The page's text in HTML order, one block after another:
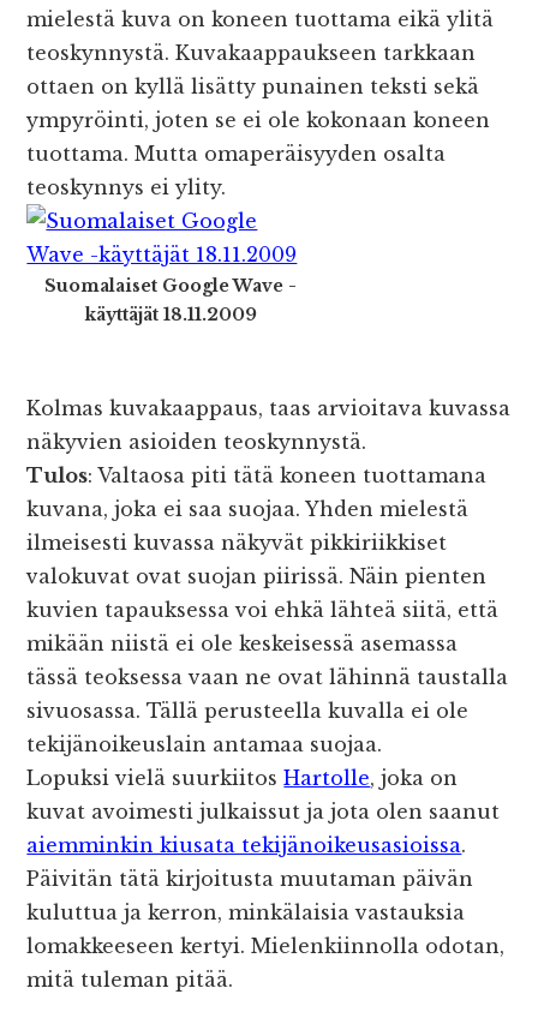
mielestä kuva on koneen tuottama eikä ylitä
teoskynnystä. Kuvakaappaukseen tarkkaan
ottaen on kyllä lisätty punainen teksti sekä
ympyröinti, joten se ei ole kokonaan koneen
tuottama. Mutta omaperäisyyden osalta
teoskynnys ei ylity.
Suomalaiset Google Wave -
käyttäjät 18.11.2009
Kolmas kuvakaappaus, taas arvioitava kuvassa
näkyvien asioiden teoskynnystä.
Tulos: Valtaosa piti tätä koneen tuottamana
kuvana, joka ei saa suojaa. Yhden mielestä
ilmeisesti kuvassa näkyvät pikkiriikkiset
valokuvat ovat suojan piirissä. Näin pienten
kuvien tapauksessa voi ehkä lähteä siitä, että
mikään niistä ei ole keskeisessä asemassa
tässä teoksessa vaan ne ovat lähinnä taustalla
sivuosassa. Tällä perusteella kuvalla ei ole
tekijänoikeuslain antamaa suojaa.
Lopuksi vielä suurkiitosHartolle, joka on
kuvat avoimesti julkaissut ja jota olen saanut
aiemminkin kiusata tekijänoikeusasioissa.
Päivitän tätä kirjoitusta muutaman päivän
kuluttua ja kerron, minkälaisia vastauksia
lomakkeeseen kertyi. Mielenkiinnolla odotan,
mitä tuleman pitää.